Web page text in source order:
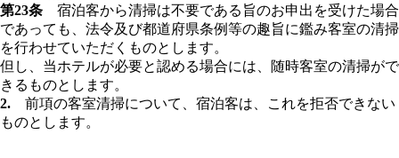
第23条 宿泊客から清掃は不要である旨のお申出を受けた場合
であっても、法令及び都道府県条例等の趣旨に鑑み客室の清掃
を行わせていただくものとします。
但し、当ホテルが必要と認める場合には、随時客室の清掃がで
きるものとします。
2. 前項の客室清掃について、宿泊客は、これを拒否できない
ものとします。